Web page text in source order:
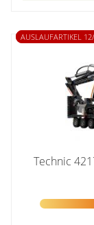
AUSLAUFARTIKEL
Technic